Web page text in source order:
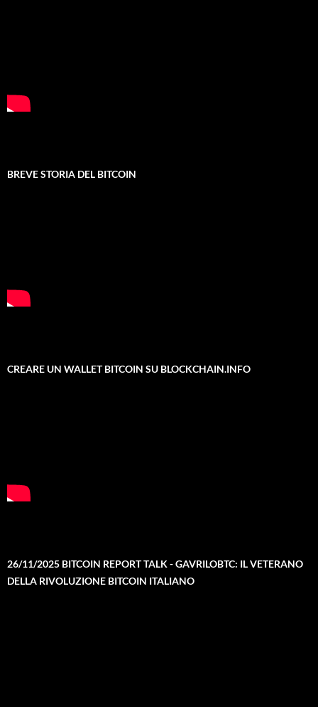
BREVE STORIA DEL BITCOIN
CREARE UN WALLET BITCOIN SU BLOCKCHAIN.INFO
26/11/2025 BITCOIN REPORT TALK - GAVRILOBTC: IL VETERANO
DELLA RIVOLUZIONE BITCOIN ITALIANO